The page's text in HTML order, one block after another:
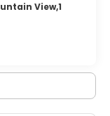
View,1